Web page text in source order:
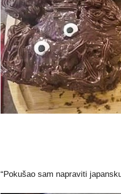
“Pokušao sam napraviti